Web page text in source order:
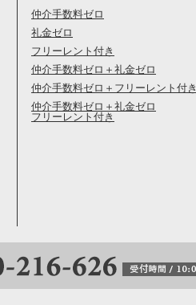
仲介手数料ゼロ
礼金ゼロ
フリーレント付き
仲介手数料ゼロ＋礼金ゼロ
仲介手数料ゼロ＋フリーレント付き
仲介手数料ゼロ＋礼金ゼロ
フリーレント付き